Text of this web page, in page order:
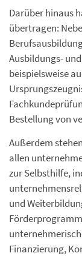
Darüber hinaus
übertragen:
Ausbildungs-
beispielsweise
Bestellung von
Außerdem
allen
zur Selbsthilfe,
und
Finanzierung,